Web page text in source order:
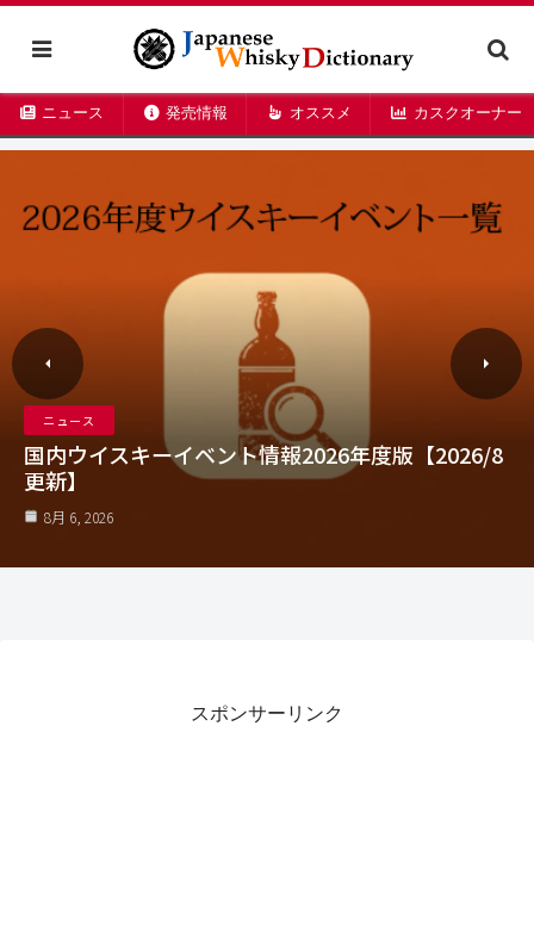
ニュース 発売情報 オススメ カスクオーナー
年度版【2026/8
ウィスキーレビュー
【レビュー】SHINDO The
Peated
スポンサーリンク